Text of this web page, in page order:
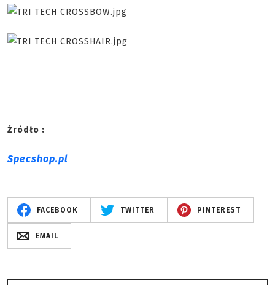
Źródło :
Specshop.pl
FACEBOOK TWITTER PINTEREST
EMAIL